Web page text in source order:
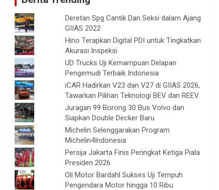
Deretan Spg Cantik Dan Seksi dalam Ajang
GIIAS 2022
Hino Terapkan Digital PDI untuk Tingkatkan
Akurasi Inspeksi
UD Trucks Uji Kemampuan Delapan
Pengemudi Terbaik Indonesia
iCAR Hadirkan V23 dan V27 di GIIAS 2026,
Tawarkan Pilihan Teknologi BEV dan REEV
Juragan 99 Borong 30 Bus Volvo dan
Siapkan Double Decker Baru
Michelin Selenggarakan Program
Michelin4Indonesia
Persija Jakarta Finis Peringkat Ketiga Piala
Presiden 2026
Oli Motor Bardahl Sukses Uji Tempuh
Pengendara Motor hingga 10 Ribu